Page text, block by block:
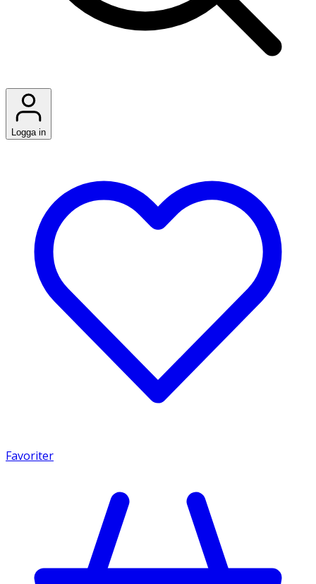
Logga in
Favoriter